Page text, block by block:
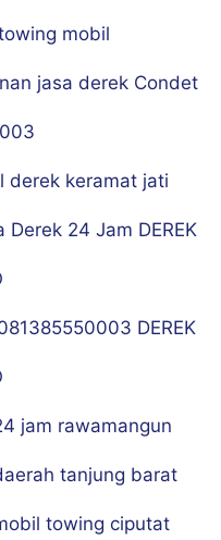
mobil
jasa derek Condet
derek keramat jati
Derek 24 Jam DEREK
DEREK
jam rawamangun
tanjung barat
towing ciputat